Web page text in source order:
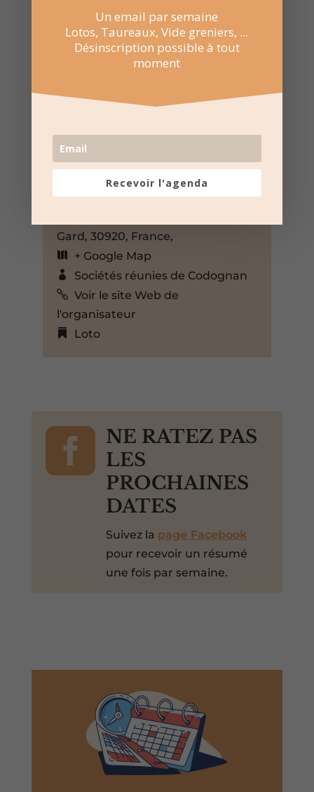
08:00 au 17:00
Maison du peuple à Codognan
Gard, 30920, France,
+ Google Map
Sociétés réunies de Codognan
Voir le site Web de
l'organisateur
Loto

NE RATEZ PAS
LES
PROCHAINES
DATES
Suivez la page Facebook
pour recevoir un résumé
une fois par semaine.
Un email par semaine
Lotos, Taureaux, Vide greniers, ...
Désinscription possible à tout
moment
Recevoir l'agenda